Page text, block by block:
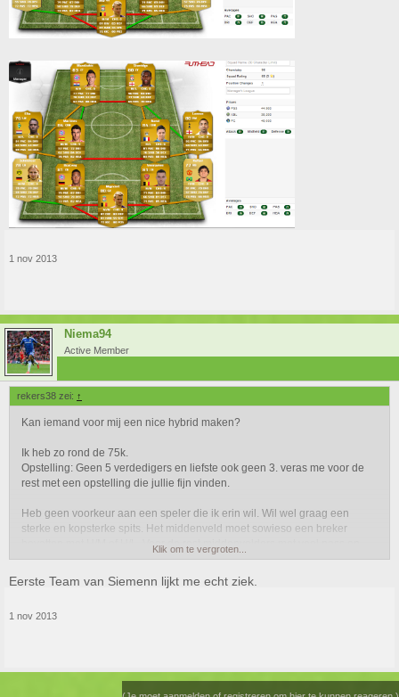
1 nov 2013
Niema94
Active Member
rekers38 zei: ↑
Kan iemand voor mij een nice hybrid maken?
Ik heb zo rond de 75k.
Opstelling: Geen 5 verdedigers en liefste ook geen 3. veras me voor de
rest met een opstelling die jullie fijn vinden.
Heb geen voorkeur aan een speler die ik erin wil. Wil wel graag een
sterke en kopsterke spits. Het middenveld moet sowieso een breker
bevatten met H/M of H/L. Voor de rest middenvelders met veel pass en
schot zou wel handig zijn.
Verdedigers graag met H/M maar is geen must. en rond de 70 pace.
Nou, hopelijk lukt het
Klik om te vergroten...
Eerste Team van Siemenn lijkt me echt ziek.
1 nov 2013